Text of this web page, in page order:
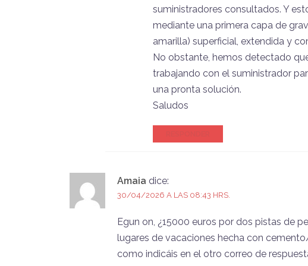
suministradores consultados. Y
mediante una primera capa de
amarilla) superficial, extendida y
No obstante, hemos detectado
trabajando con el suministrador
una pronta solución.
Saludos
Amaia dice:
30/04/2026 A LAS 08:43 HRS.
Egun on, ¿15000 euros por dos pistas de
lugares de vacaciones hecha con
como indicáis en el otro correo de